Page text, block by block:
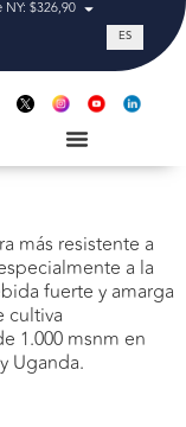
NY: $326,90 Tasa de
ES
más resistente a
a la
fuerte y amarga
cultiva
1.000 msnm en
Uganda.